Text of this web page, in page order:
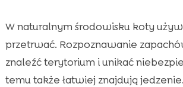
W naturalnym środowisku koty
przetrwać. Rozpoznawanie
znaleźć terytorium i unikać
temu także łatwiej znajdują jedzenie.